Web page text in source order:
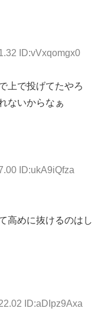
ID:vVxqomgx0
上で投げてたやろ
ないからなぁ
ID:ukA9iQfza
高めに抜けるのはし
ID:aDIpz9Axa